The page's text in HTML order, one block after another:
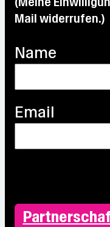
Mail widerrufen.)
Name
Email